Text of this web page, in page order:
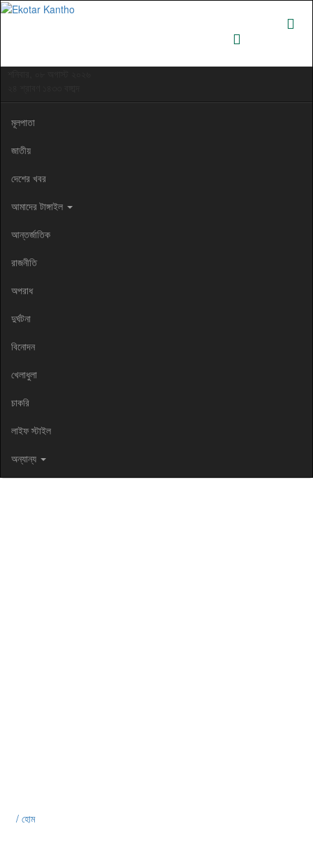
মূলপাতা
জাতীয়
দেশের খবর
আমাদের টাঙ্গাইল
আন্তর্জাতিক
রাজনীতি
অপরাধ
দুর্ঘটনা
বিনোদন
খেলাধুলা
চাকরি
লাইফ স্টাইল
অন্যান্য
/ হোম